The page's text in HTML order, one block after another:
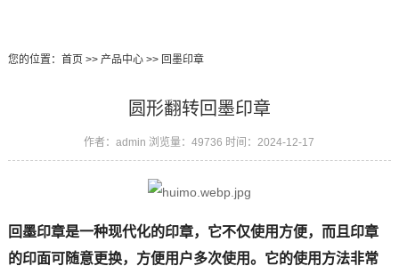
您的位置： 首页 >> 产品中心>> 回墨印章
圆形翻转回墨印章
作者：admin 浏览量：49736 时间：2024-12-17
回墨印章是一种现代化的印章，它不仅使用方便，而且印章
的印面可随意更换，方便用户多次使用。它的使用方法非常